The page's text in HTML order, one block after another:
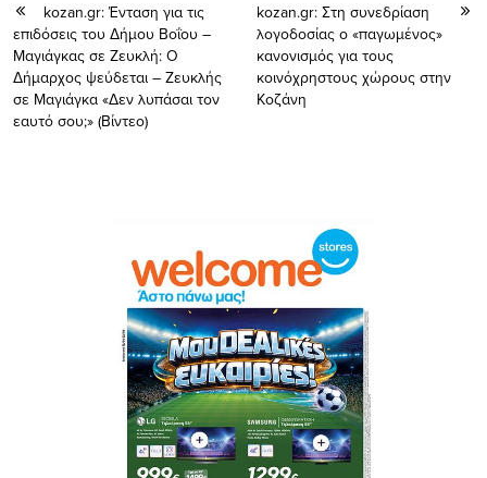
kozan.gr: Ένταση για τις
επιδόσεις του Δήμου Βοΐου –
Mαγιάγκας σε Ζευκλή: Ο
Δήμαρχος ψεύδεται – Ζευκλής
σε Μαγιάγκα «Δεν λυπάσαι τον
εαυτό σου;» (Βίντεο)
kozan.gr: Στη συνεδρίαση
λογοδοσίας ο «παγωμένος»
κανονισμός για τους
κοινόχρηστους χώρους στην
Κοζάνη